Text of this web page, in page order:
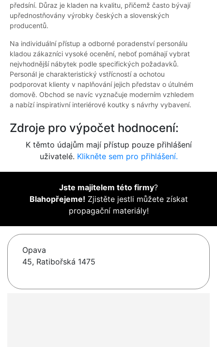
předsíní. Důraz je kladen na kvalitu, přičemž často bývají
upřednostňovány výrobky českých a slovenských
producentů.
Na individuální přístup a odborné poradenství personálu
kladou zákazníci vysoké ocenění, neboť pomáhají vybrat
nejvhodnější nábytek podle specifických požadavků.
Personál je charakteristický vstřícností a ochotou
podporovat klienty v naplňování jejich představ o útulném
domově. Obchod se navíc vyznačuje moderním vzhledem
a nabízí inspirativní interiérové koutky s návrhy vybavení.
Zdroje pro výpočet hodnocení:
K těmto údajům mají přístup pouze přihlášení
uživatelé. Klikněte sem pro přihlášení.
Jste majitelem této firmy?
Blahopřejeme! Zjistěte jestli můžete získat
propagační materiály!
Opava
45, Ratibořská 1475